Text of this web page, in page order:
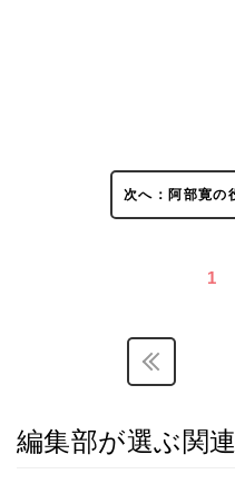
次へ：阿部寛の
1
編集部が選ぶ関